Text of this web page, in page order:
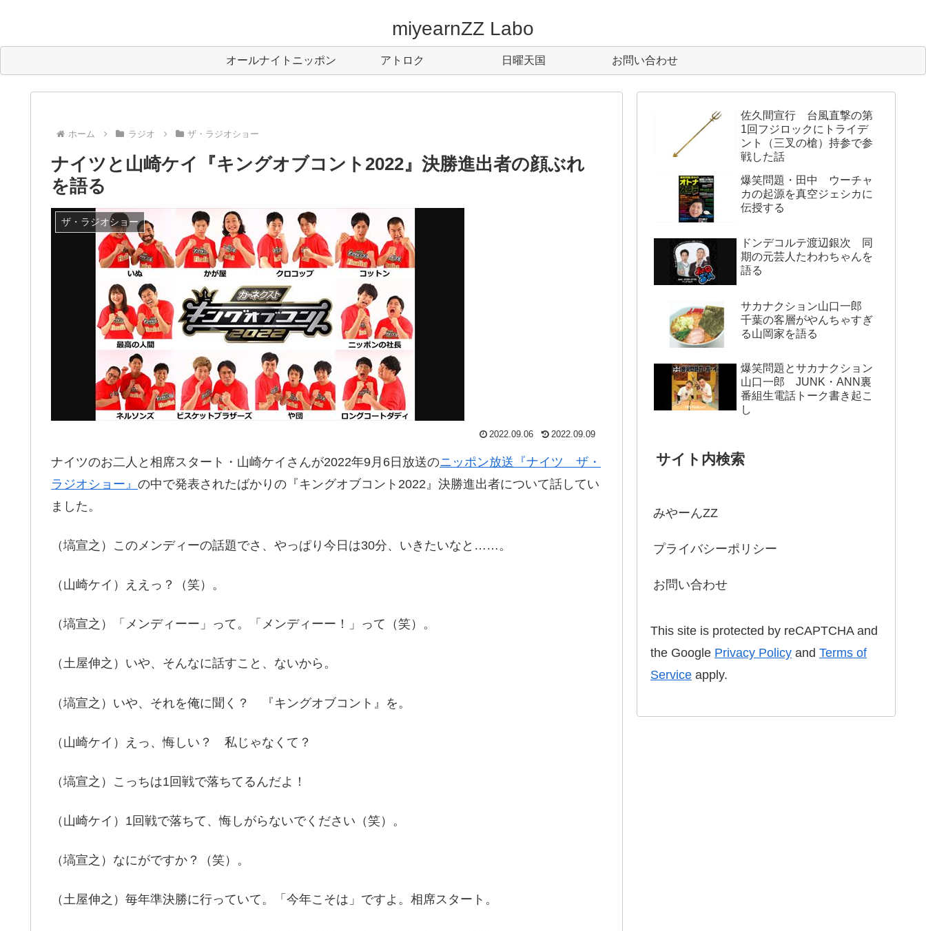
miyearnZZ Labo
オールナイトニッポン アトロク 日曜天国 お問い合わせ
ホーム ラジオ ザ・ラジオショー
ナイツと山崎ケイ『キングオブコント2022』決勝進出者の顔ぶれ
を語る
ザ・ラジオショー
2022.09.06 2022.09.09
ナイツのお二人と相席スタート・山崎ケイさんが2022年9月6日放送のニッポン放送『ナイツ ザ・
ラジオショー』 の中で発表されたばかりの『キングオブコント2022』決勝進出者について話してい
ました。
（塙宣之）このメンディーの話題でさ、やっぱり今日は30分、いきたいなと……。
（山崎ケイ）ええっ？（笑）。
（塙宣之）「メンディーー」って。「メンディーー！」って（笑）。
（土屋伸之）いや、そんなに話すこと、ないから。
（塙宣之）いや、それを俺に聞く？ 『キングオブコント』を。
（山崎ケイ）えっ、悔しい？ 私じゃなくて？
（塙宣之）こっちは1回戦で落ちてるんだよ！
（山崎ケイ）1回戦で落ちて、悔しがらないでください（笑）。
（塙宣之）なにがですか？（笑）。
（土屋伸之）毎年準決勝に行っていて。「今年こそは」ですよ。相席スタート。
佐久間宣行 台風直撃の第
1回フジロックにトライデ
ント（三叉の槍）持参で参
戦した話
爆笑問題・田中 ウーチャ
カの起源を真空ジェシカに
伝授する
ドンデコルテ渡辺銀次 同
期の元芸人たわわちゃんを
語る
サカナクション山口一郎
千葉の客層がやんちゃすぎ
る山岡家を語る
爆笑問題とサカナクション
山口一郎 JUNK・ANN裏
番組生電話トーク書き起こ
し
サイト内検索
みやーんZZ
プライバシーポリシー
お問い合わせ
This site is protected by reCAPTCHA and
the Google Privacy Policy and Terms of
Service apply.